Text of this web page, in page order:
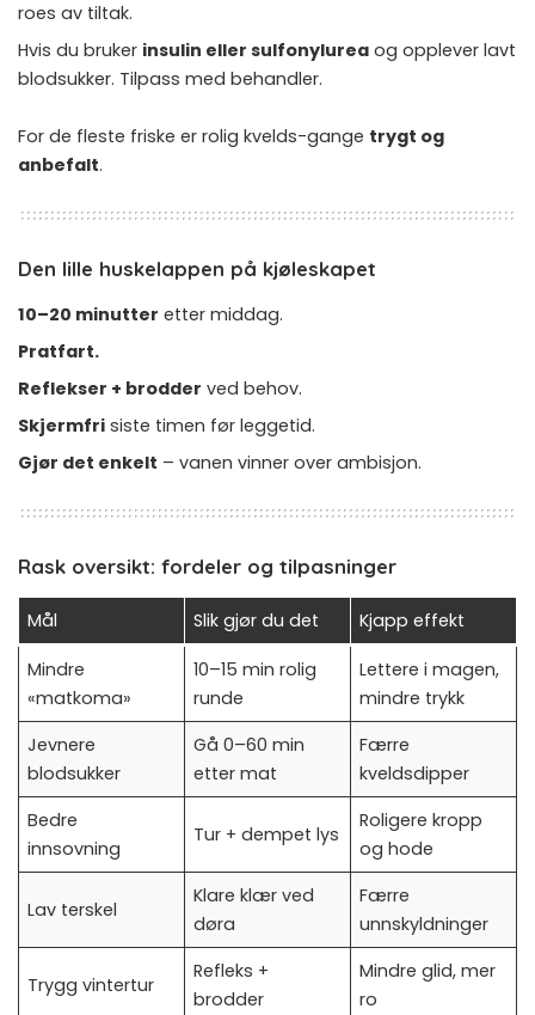
roes av tiltak.
Hvis du bruker insulin eller sulfonylurea og opplever lavt
blodsukker. Tilpass med behandler.
For de fleste friske er rolig kvelds-gange trygt og
anbefalt.
Den lille huskelappen på kjøleskapet
10–20 minutter etter middag.
Pratfart.
Reflekser + brodder ved behov.
Skjermfri siste timen før leggetid.
Gjør det enkelt – vanen vinner over ambisjon.
Rask oversikt: fordeler og tilpasninger
Mål Slik gjør du det Kjapp effekt
Mindre
«matkoma»
10–15 min rolig
runde
Lettere i magen,
mindre trykk
Jevnere
blodsukker
Gå 0–60 min
etter mat
Færre
kveldsdipper
Bedre
innsovning
Tur + dempet lys
Roligere kropp
og hode
Lav terskel
Klare klær ved
døra
Færre
unnskyldninger
Trygg vintertur
Refleks +
brodder
Mindre glid, mer
ro